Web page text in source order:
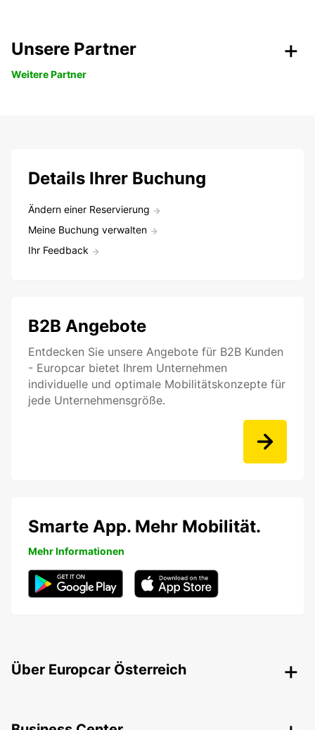
Unsere Partner
Weitere Partner
Details Ihrer Buchung
Ändern einer Reservierung
Meine Buchung verwalten
Ihr Feedback
B2B Angebote
Entdecken Sie unsere Angebote für B2B Kunden
- Europcar bietet Ihrem Unternehmen
individuelle und optimale Mobilitätskonzepte für
jede Unternehmensgröße.
Smarte App. Mehr Mobilität.
Mehr Informationen
Über Europcar Österreich